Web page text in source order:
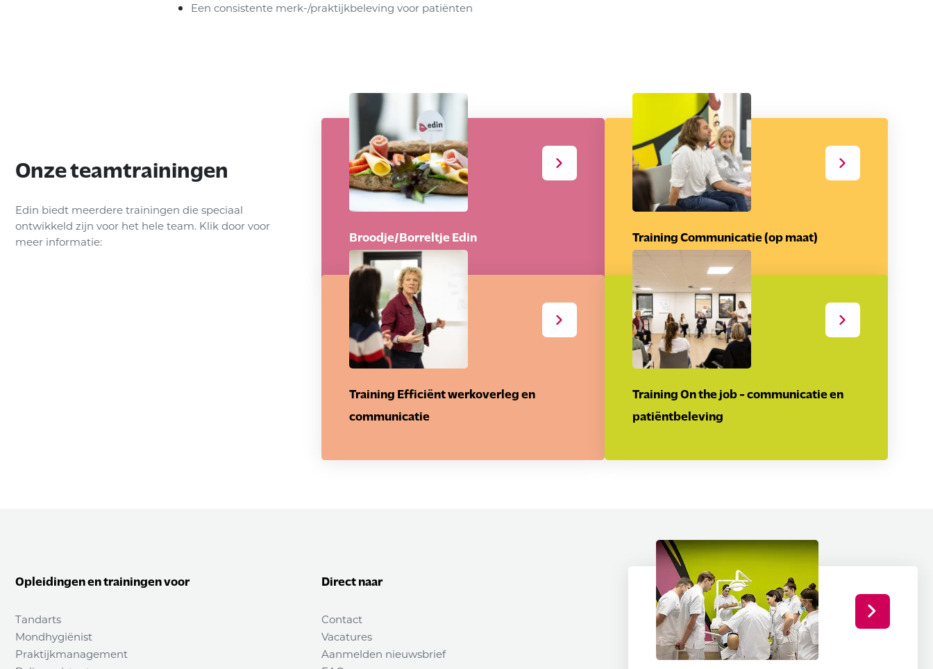
Een consistente merk-/praktijkbeleving voor patiënten
Onze teamtrainingen
Edin biedt meerdere trainingen die speciaal
ontwikkeld zijn voor het hele team. Klik door voor
meer informatie:
Broodje/Borreltje Edin Training Communicatie (op maat)
Training Efficiënt werkoverleg en
communicatie
Training On the job - communicatie en
patiëntbeleving
Opleidingen en trainingen voor
Tandarts
Mondhygiënist
Praktijkmanagement
Direct naar
Contact
Vacatures
Aanmelden nieuwsbrief